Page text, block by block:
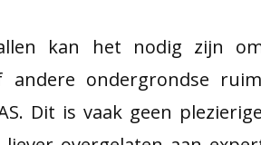
kan het nodig zijn
andere ondergrondse
Dit is vaak geen